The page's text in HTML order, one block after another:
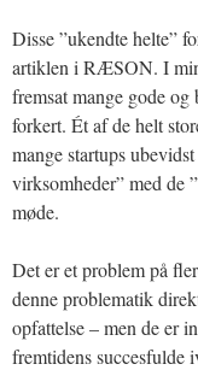
Disse ”ukendte helte”
artiklen i RÆSON. I
fremsat mange gode
forkert. Ét af de helt
mange startups
virksomheder” med de
møde.
Det er et problem på
denne problematik
opfattelse – men de er
fremtidens succesfulde